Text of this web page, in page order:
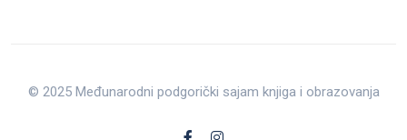
© 2025 Međunarodni podgorički sajam knjiga i obrazovanja